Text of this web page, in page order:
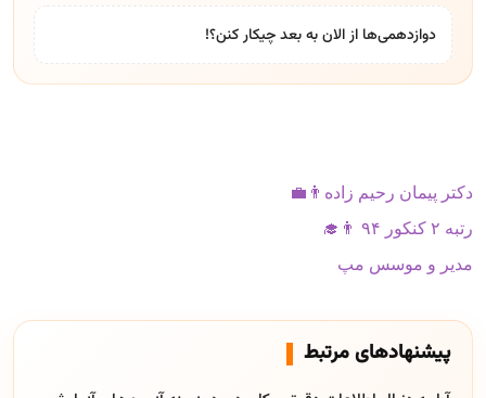
دوازدهمی‌ها از الان به بعد چیکار کنن؟!
دکتر پیمان رحیم زاده👨‍💼
رتبه ۲ کنکور ۹۴ 👨‍🎓
مدیر و موسس مپ
پیشنهادهای مرتبط